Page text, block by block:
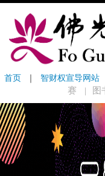
首页 ｜ 智财权宣导网站
赛
图